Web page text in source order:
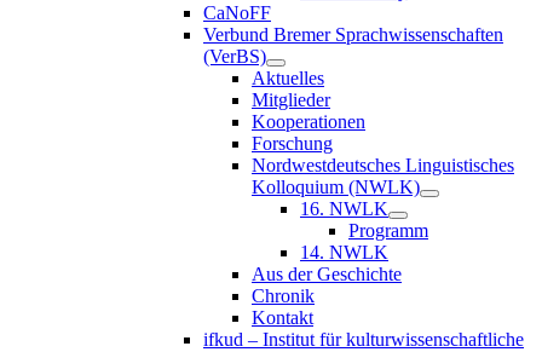
CaNoFF
Verbund Bremer Sprachwissenschaften
(VerBS)
Aktuelles
Mitglieder
Kooperationen
Forschung
Nordwestdeutsches Linguistisches
Kolloquium (NWLK)
16. NWLK
Programm
14. NWLK
Aus der Geschichte
Chronik
Kontakt
ifkud – Institut für kulturwissenschaftliche